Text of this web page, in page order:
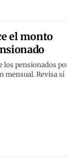
el monto
los pensionados
mensual. Revisa si